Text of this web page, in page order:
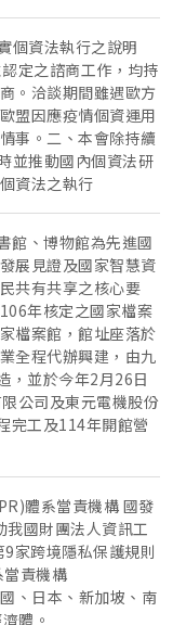
個資法執行之說明
定之諮商工作，均持
。洽談期間雖遇歐方
盟因應疫情個資運用
事。二、本會除持續
並推動國內個資法研
資法之執行
館、博物館為先進國
展見證及國家智慧資
共有共享之核心要
年核定之國家檔案
檔案館，館址座落於
全程代辦興建，由九
，並於今年2月26日
公司及東元電機股份
完工及114年開館營
體系當責機構 國發
我國財團法人資訊工
家跨境隱私保護規則
責機構
、日本、新加坡、南
體。